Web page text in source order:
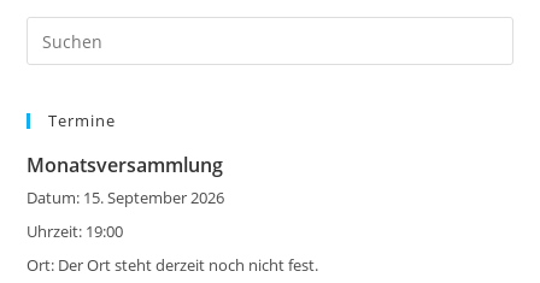
Termine
Monatsversammlung
Datum: 15. September 2026
Uhrzeit: 19:00
Ort: Der Ort steht derzeit noch nicht fest.